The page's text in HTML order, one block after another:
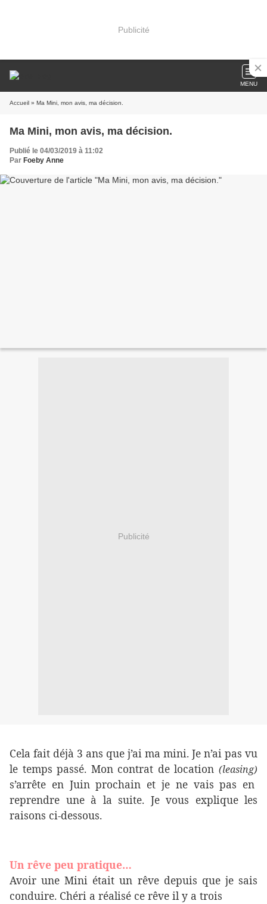
Publicité
MENU
Accueil » Ma Mini, mon avis, ma décision.
Ma Mini, mon avis, ma décision.
Publié le 04/03/2019 à 11:02
Par Foeby Anne
Publicité
Cela fait déjà 3 ans que j’ai ma mini. Je n’ai pas vu
le temps passé. Mon contrat de location (leasing)
s’arrête en Juin prochain et je ne vais pas en
reprendre une à la suite. Je vous explique les
raisons ci-dessous.
Un rêve peu pratique…
Avoir une Mini était un rêve depuis que je sais
conduire. Chéri a réalisé ce rêve il y a trois